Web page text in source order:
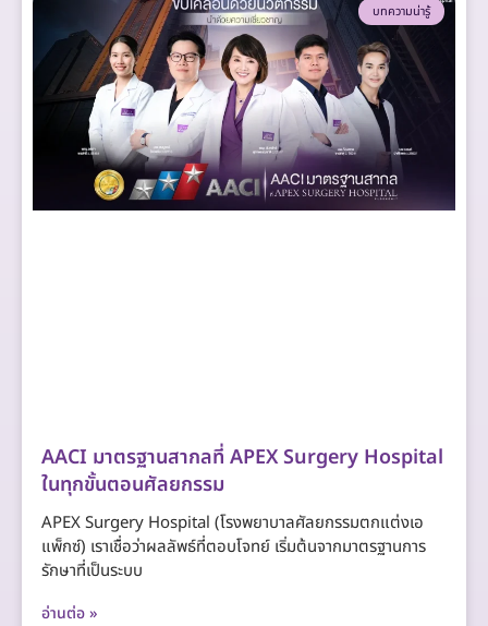
บทความน่ารู้
AACI มาตรฐานสากลที่ APEX Surgery Hospital
ในทุกขั้นตอนศัลยกรรม
APEX Surgery Hospital (โรงพยาบาลศัลยกรรมตกแต่งเอ
แพ็กซ์) เราเชื่อว่าผลลัพธ์ที่ตอบโจทย์ เริ่มต้นจากมาตรฐานการ
รักษาที่เป็นระบบ
อ่านต่อ »